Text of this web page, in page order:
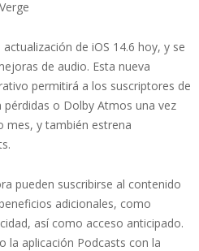
de iOS 14.6 hoy, y se
de audio. Esta nueva
permitirá a los suscriptores de
o Dolby Atmos una vez
mes, y también estrena
pueden suscribirse al contenido
adicionales, como
así como acceso anticipado.
la aplicación Podcasts con la